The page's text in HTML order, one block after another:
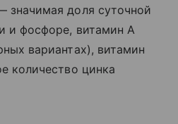
значимая доля суточной
и фосфоре, витамин A
вариантах), витамин
количество цинка